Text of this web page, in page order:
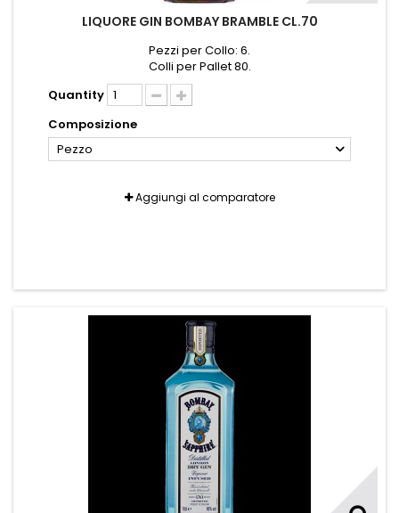
LIQUORE GIN BOMBAY BRAMBLE CL.70
Pezzi per Collo: 6.
Colli per Pallet 80.
Quantity
Composizione
Pezzo
Aggiungi al comparatore